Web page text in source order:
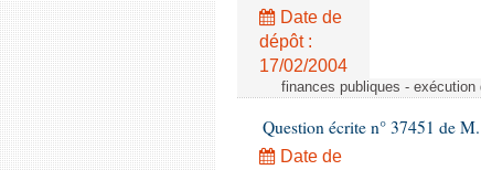
Date de
dépôt :
17/02/2004
finances publiques -
Question écrite n° 37451 de
Date de